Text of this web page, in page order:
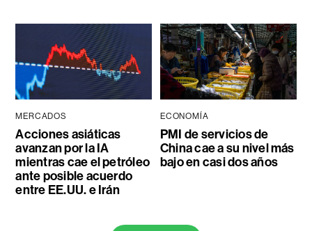
MERCADOS
Acciones asiáticas
avanzan por la IA
mientras cae el petróleo
ante posible acuerdo
entre EE.UU. e Irán
ECONOMÍA
PMI de servicios de
China cae a su nivel más
bajo en casi dos años